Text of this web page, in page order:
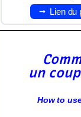
Lien du
un
How to